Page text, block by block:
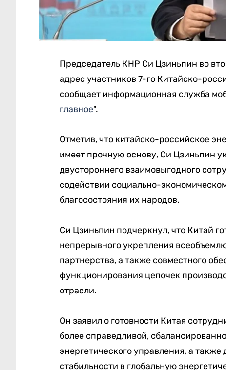
Председатель КНР Си Цзиньпин во
адрес участников 7-го Китайско-
сообщает информационная служба
главное".
Отметив, что китайско-российское
имеет прочную основу, Си Цзиньпин
двустороннего взаимовыгодного
содействии социально-
благосостояния их народов.
Си Цзиньпин подчеркнул, что Китай
непрерывного укрепления
партнерства, а также совместного
функционирования цепочек
отрасли.
Он заявил о готовности Китая
более справедливой,
энергетического управления, а
стабильности в глобальную